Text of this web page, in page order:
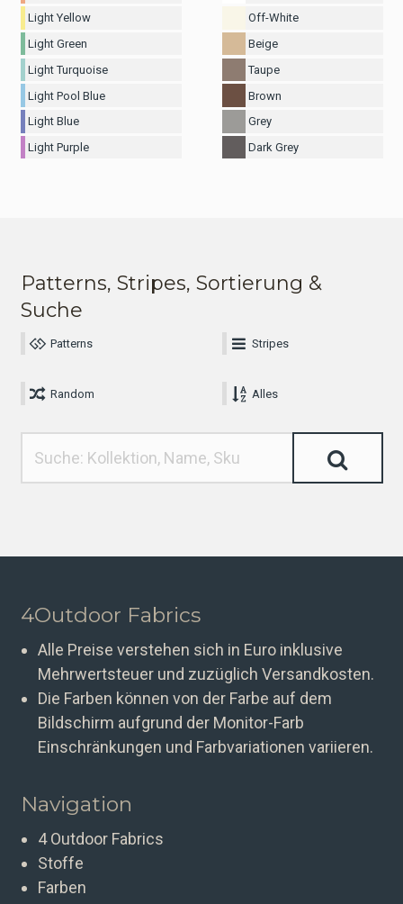
Light Yellow
Light Green
Light Turquoise
Light Pool Blue
Light Blue
Light Purple
Off-White
Beige
Taupe
Brown
Grey
Dark Grey
Patterns, Stripes, Sortierung &
Suche
Patterns Stripes
Random Alles
4Outdoor Fabrics
Alle Preise verstehen sich in Euro inklusive
Mehrwertsteuer und zuzüglich Versandkosten.
Die Farben können von der Farbe auf dem
Bildschirm aufgrund der Monitor-Farb
Einschränkungen und Farbvariationen variieren.
Navigation
4 Outdoor Fabrics
Stoffe
Farben